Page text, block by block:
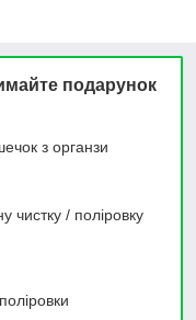
подарунок
з органзи
чистку / поліровку